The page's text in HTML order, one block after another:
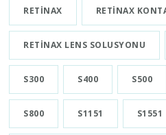
RETINAX RETINAX
RETINAX LENS SOLUSYONU
S300 S400 S500
S800 S1151 S1551